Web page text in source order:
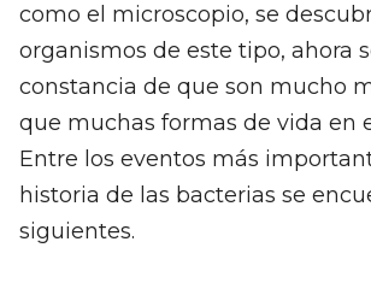
como el microscopio, se
organismos de este tipo, ahora
constancia de que son mucho
que muchas formas de vida en
Entre los eventos más
historia de las bacterias se
siguientes.